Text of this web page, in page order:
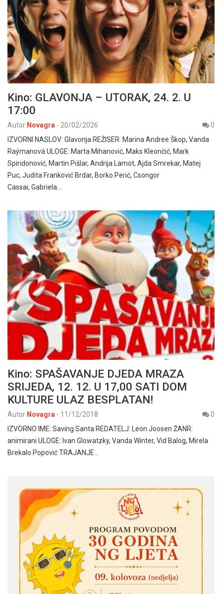
Kino: GLAVONJA – UTORAK, 24. 2. U
17:00
Autor Novagra - 20/02/2026
0
IZVORNI NASLOV: Glavonja REŽISER: Marina Andree Škop, Vanda
Raýmanová ULOGE: Marta Mihanović, Maks Kleončić, Mark
Spiridonović, Martin Pišlar, Andrija Lamot, Ajda Smrekar, Matej
Puc, Judita Franković Brdar, Borko Perić, Csongor
Cassai, Gabriela…
Kino: SPAŠAVANJE DJEDA MRAZA
SRIJEDA, 12. 12. U 17,00 SATI DOM
KULTURE ULAZ BESPLATAN!
Autor Novagra - 11/12/2018
0
IZVORNO IME: Saving Santa REDATELJ: Leon Joosen ŽANR:
animirani ULOGE: Ivan Glowatzky, Vanda Winter, Vid Balog, Mirela
Brekalo Popović TRAJANJE…